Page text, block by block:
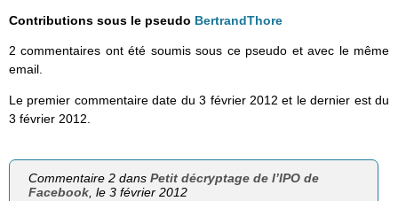
Contributions sous le pseudo BertrandThore
2 commentaires ont été soumis sous ce pseudo et avec le même
email.
Le premier commentaire date du 3 février 2012 et le dernier est du
3 février 2012.
Commentaire 2 dansPetit décryptage de l’IPO de
Facebook, le 3 février 2012